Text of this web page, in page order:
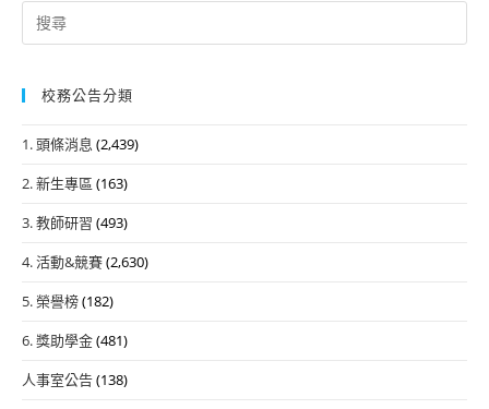
Search
for:
校務公告分類
1. 頭條消息 (2,439)
2. 新生專區 (163)
3. 教師研習 (493)
4. 活動&競賽(2,630)
5. 榮譽榜(182)
6. 獎助學金(481)
人事室公告(138)